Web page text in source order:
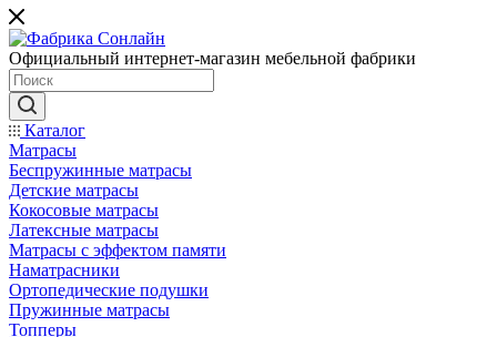
Официальный интернет-магазин мебельной фабрики
Каталог
Матрасы
Беспружинные матрасы
Детские матрасы
Кокосовые матрасы
Латексные матрасы
Матрасы с эффектом памяти
Наматрасники
Ортопедические подушки
Пружинные матрасы
Топперы